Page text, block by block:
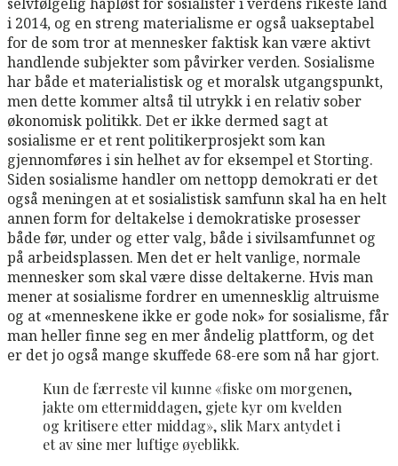
i 2014, og en streng materialisme er også uakseptabel
for de som tror at mennesker faktisk kan være aktivt
handlende subjekter som påvirker verden. Sosialisme
har både et materialistisk og et moralsk utgangspunkt,
men dette kommer altså til utrykk i en relativ sober
økonomisk politikk. Det er ikke dermed sagt at
sosialisme er et rent politikerprosjekt som kan
gjennomføres i sin helhet av for eksempel et Storting.
Siden sosialisme handler om nettopp demokrati er det
også meningen at et sosialistisk samfunn skal ha en helt
annen form for deltakelse i demokratiske prosesser
både før, under og etter valg, både i sivilsamfunnet og
på arbeidsplassen. Men det er helt vanlige, normale
mennesker som skal være disse deltakerne. Hvis man
mener at sosialisme fordrer en umennesklig altruisme
og at «menneskene ikke er gode nok» for sosialisme, får
man heller finne seg en mer åndelig plattform, og det
er det jo også mange skuffede 68-ere som nå har gjort.
Kun de færreste vil kunne «fiske om morgenen,
jakte om ettermiddagen, gjete kyr om kvelden
og kritisere etter middag», slik Marx antydet i
et av sine mer luftige øyeblikk.